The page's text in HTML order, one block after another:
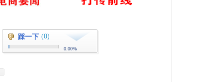
踩一下 (0)
0.00%